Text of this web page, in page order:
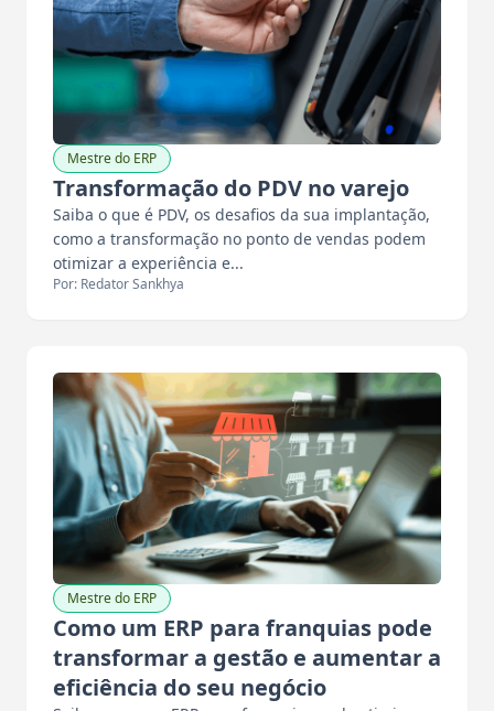
Mestre do ERP
Transformação do PDV no varejo
Saiba o que é PDV, os desafios da sua implantação,
como a transformação no ponto de vendas podem
otimizar a experiência e...
Por: Redator Sankhya
Mestre do ERP
Como um ERP para franquias pode
transformar a gestão e aumentar a
eficiência do seu negócio